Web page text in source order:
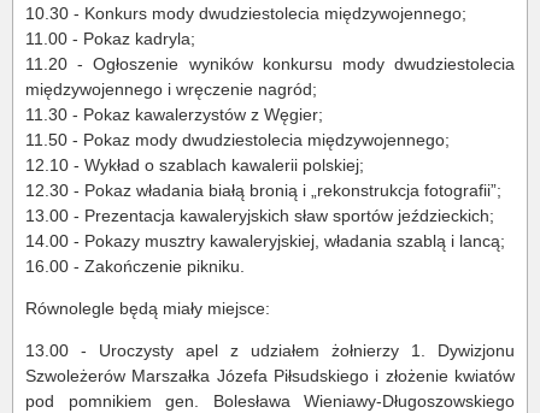
10.30 - Konkurs mody dwudziestolecia międzywojennego;
11.00 - Pokaz kadryla;
11.20 - Ogłoszenie wyników konkursu mody dwudziestolecia
międzywojennego i wręczenie nagród;
11.30 - Pokaz kawalerzystów z Węgier;
11.50 - Pokaz mody dwudziestolecia międzywojennego;
12.10 - Wykład o szablach kawalerii polskiej;
12.30 - Pokaz władania białą bronią i „rekonstrukcja fotografii”;
13.00 - Prezentacja kawaleryjskich sław sportów jeździeckich;
14.00 - Pokazy musztry kawaleryjskiej, władania szablą i lancą;
16.00 - Zakończenie pikniku.
Równolegle będą miały miejsce:
13.00 - Uroczysty apel z udziałem żołnierzy 1. Dywizjonu
Szwoleżerów Marszałka Józefa Piłsudskiego i złożenie kwiatów
pod pomnikiem gen. Bolesława Wieniawy-Długoszowskiego